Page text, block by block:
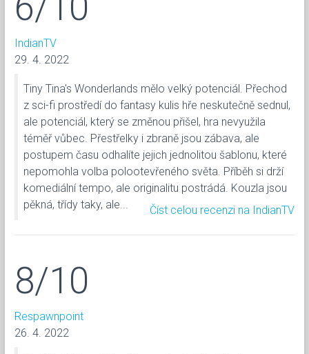
IndianTV
29. 4. 2022
Tiny Tina's Wonderlands mělo velký potenciál. Přechod
z sci-fi prostředí do fantasy kulis hře neskutečně sednul,
ale potenciál, který se změnou přišel, hra nevyužila
téměř vůbec. Přestřelky i zbraně jsou zábava, ale
postupem času odhalíte jejich jednolitou šablonu, které
nepomohla volba polootevřeného světa. Příběh si drží
komediální tempo, ale originalitu postrádá. Kouzla jsou
pěkná, třídy taky, ale...
Číst celou recenzi na IndianTV
8/10
Respawnpoint
26. 4. 2022